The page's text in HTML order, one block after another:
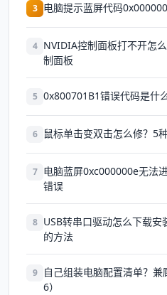
3 电脑提示蓝屏代码
4 NVIDIA控制面板打不开怎
制面板
5 0x800701B1错误代码是什
6 鼠标单击变双击怎么修？5
7 电脑蓝屏0xc000000e无法
错误
8 USB转串口驱动怎么下载
的方法
9
自己组装电脑配置清单？
6）